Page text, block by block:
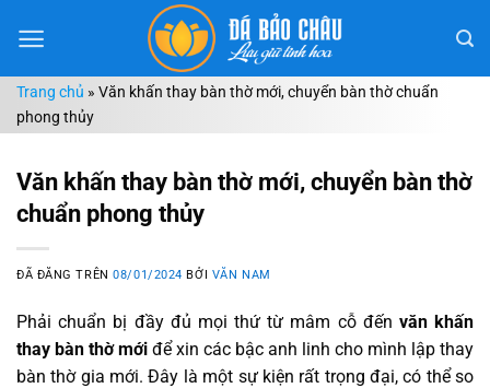
đến
dungTrang chủ » Văn khấn thay bàn thờ mới, chuyển bàn thờ chuẩn
phong thủy
Văn khấn thay bàn thờ mới, chuyển bàn thờ
chuẩn phong thủy
ĐÃ ĐĂNG TRÊN08/01/2024 BỞI VĂN NAM
Phải chuẩn bị đầy đủ mọi thứ từ mâm cỗ đến văn khấn
thay bàn thờ mới để xin các bậc anh linh cho mình lập thay
bàn thờ gia mới. Đây là một sự kiện rất trọng đại, có thể so